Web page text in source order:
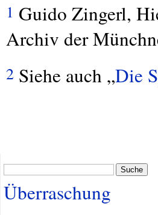
1 Guido Zingerl,
Archiv der
2 Siehe auch „Die
Suche
Überraschung